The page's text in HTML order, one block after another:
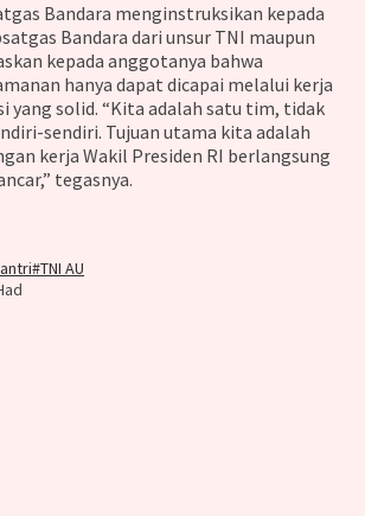
Bandara menginstruksikan kepada
Bandara dari unsur TNI maupun
kepada anggotanya bahwa
hanya dapat dicapai melalui kerja
yang solid. “Kita adalah satu tim, tidak
sendiri. Tujuan utama kita adalah
kerja Wakil Presiden RI berlangsung
tegasnya.
#TNI AU